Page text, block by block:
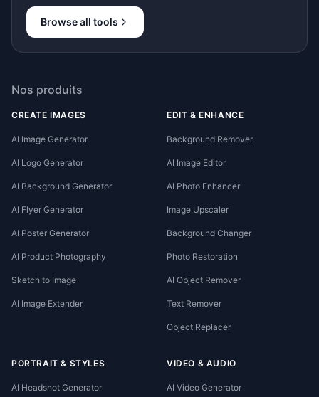
Browse all tools
Nos produits
CREATE IMAGES
AI Image Generator
AI Logo Generator
AI Background Generator
AI Flyer Generator
AI Poster Generator
AI Product Photography
Sketch to Image
AI Image Extender
EDIT & ENHANCE
Background Remover
AI Image Editor
AI Photo Enhancer
Image Upscaler
Background Changer
Photo Restoration
AI Object Remover
Text Remover
Object Replacer
PORTRAIT & STYLES
AI Headshot Generator
VIDEO & AUDIO
AI Video Generator